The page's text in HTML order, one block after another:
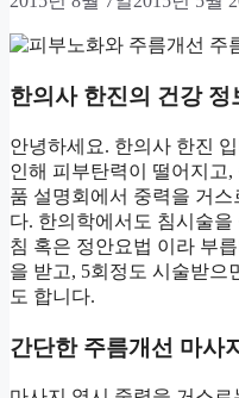
한의사 한진의 건강
안녕하세요. 한의사 한진
인해 피부탄력이 떨어지고
품 설명회에서 중력을 거
다. 한의학에서도 침시술
침 혹은 정안요법 이라 부
을 받고, 5회정도 시술받으
도 합니다.
간단한 주름개선 마사지